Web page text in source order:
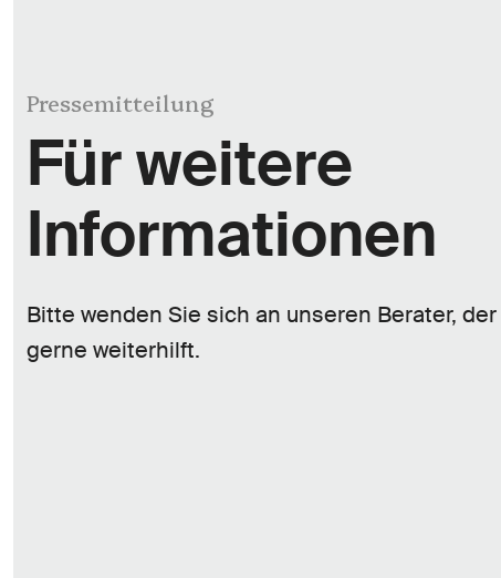
Pressemitteilung
Für weitere
Informationen
Bitte wenden Sie sich an unseren Berater,
gerne weiterhilft.